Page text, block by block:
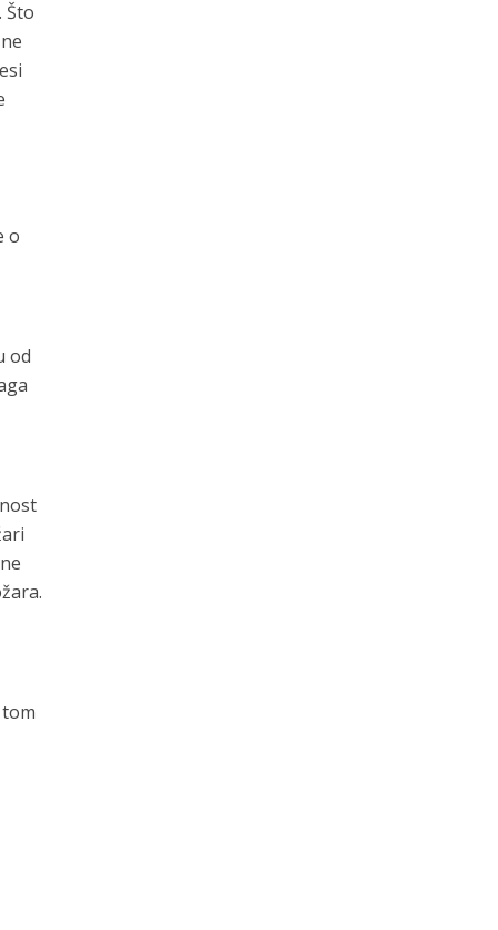
Što
o
od